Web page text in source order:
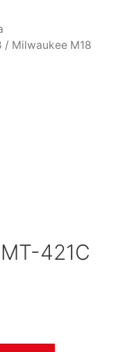
/ Milwaukee M18
421C